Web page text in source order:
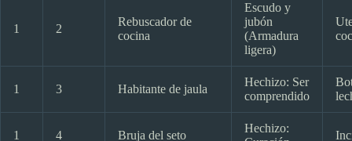
1 2
Rebuscador de
cocina
Escudo y
jubón
(Armadura
ligera)
1 3 Habitante de jaula
Hechizo: Ser
comprendido
1 4 Bruja del seto
Hechizo: